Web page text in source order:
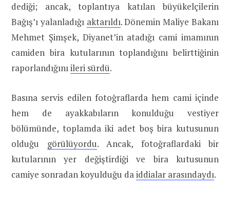
dediği; ancak, toplantıya katılan büyükelçilerin
Bağış’ı yalanladığı aktarıldı. Dönemin Maliye Bakanı
Mehmet Şimşek, Diyanet’in atadığı cami imamının
camiden bira kutularının toplandığını belirttiğinin
raporlandığınıileri sürdü.
Basına servis edilen fotoğraflarda hem cami içinde
hem de ayakkabıların konulduğu vestiyer
bölümünde, toplamda iki adet boş bira kutusunun
olduğu görülüyordu. Ancak, fotoğraflardaki bir
kutularının yer değiştirdiği ve bira kutusunun
camiye sonradan koyulduğu daiddialar arasındaydı.